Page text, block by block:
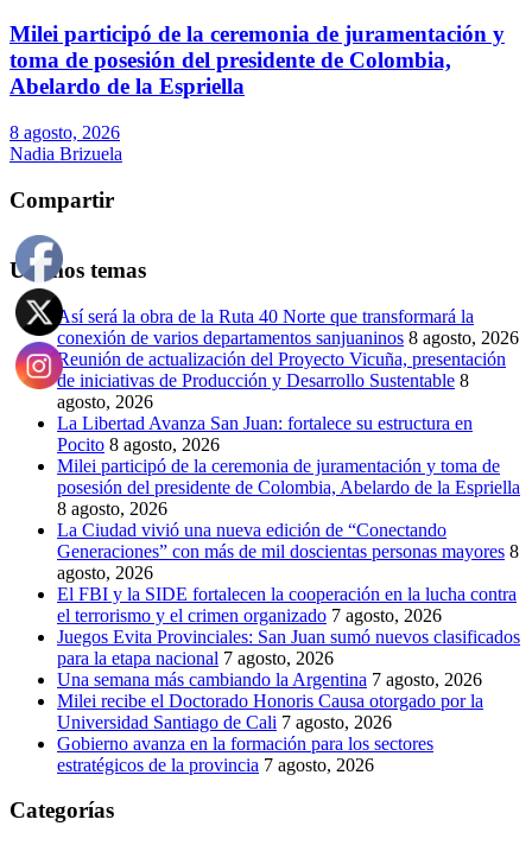
Milei participó de la ceremonia de juramentación y
toma de posesión del presidente de Colombia,
Abelardo de la Espriella
8 agosto, 2026
Nadia Brizuela
Compartir
Últimos temas
Así será la obra de la Ruta 40 Norte que transformará la
conexión de varios departamentos sanjuaninos 8 agosto, 2026
Reunión de actualización del Proyecto Vicuña, presentación
de iniciativas de Producción y Desarrollo Sustentable 8
agosto, 2026
La Libertad Avanza San Juan: fortalece su estructura en
Pocito 8 agosto, 2026
Milei participó de la ceremonia de juramentación y toma de
posesión del presidente de Colombia, Abelardo de la Espriella
8 agosto, 2026
La Ciudad vivió una nueva edición de “Conectando
Generaciones” con más de mil doscientas personas mayores 8
agosto, 2026
El FBI y la SIDE fortalecen la cooperación en la lucha contra
el terrorismo y el crimen organizado 7 agosto, 2026
Juegos Evita Provinciales: San Juan sumó nuevos clasificados
para la etapa nacional 7 agosto, 2026
Una semana más cambiando la Argentina 7 agosto, 2026
Milei recibe el Doctorado Honoris Causa otorgado por la
Universidad Santiago de Cali 7 agosto, 2026
Gobierno avanza en la formación para los sectores
estratégicos de la provincia 7 agosto, 2026
Categorías